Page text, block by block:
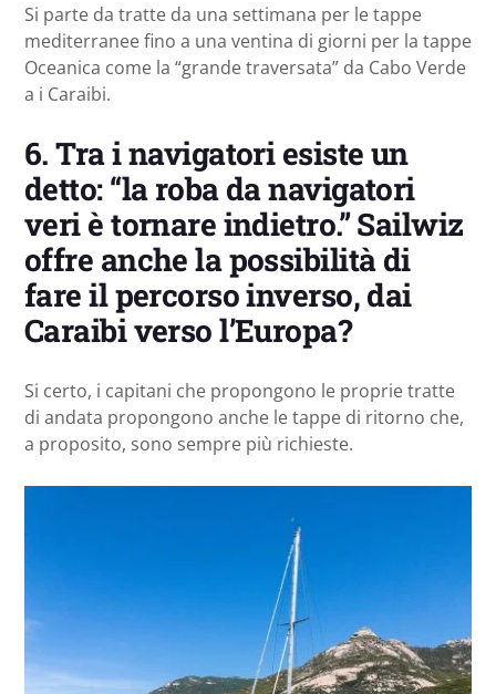
Si parte da tratte da una settimana per le tappe
mediterranee fino a una ventina di giorni per la tappe
Oceanica come la “grande traversata” da Cabo Verde
a i Caraibi.
6.Tra i navigatori esiste un
detto: “la roba da navigatori
veri è tornare indietro.” Sailwiz
offre anche la possibilità di
fare il percorso inverso, dai
Caraibi verso l’Europa?
Si certo, i capitani che propongono le proprie tratte
di andata propongono anche le tappe di ritorno che,
a proposito, sono sempre più richieste.